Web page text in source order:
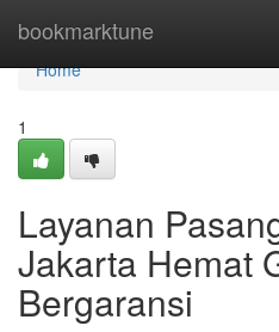
bookmarktune
Home
Home
1
Layanan
Jakarta Hemat
Bergaransi